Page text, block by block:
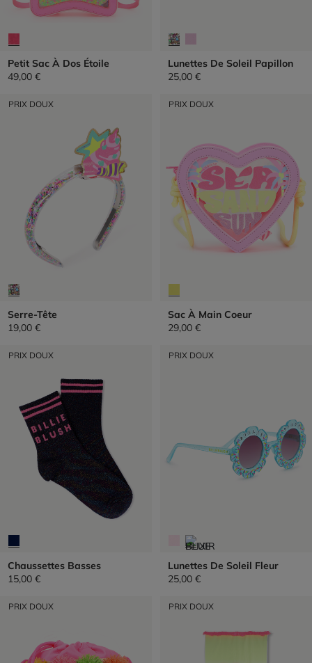
Petit Sac À Dos Étoile
49,00 €
Lunettes De Soleil Papillon
25,00 €
PRIX DOUX
Serre-Tête
19,00 €
PRIX DOUX
Sac À Main Coeur
29,00 €
PRIX DOUX
Chaussettes Basses
15,00 €
PRIX DOUX
Lunettes De Soleil Fleur
25,00 €
PRIX DOUX PRIX DOUX